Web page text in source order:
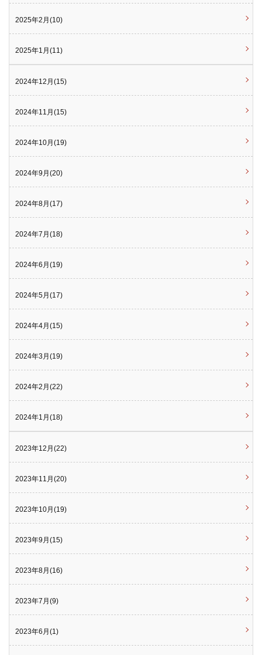
2025年2月(10)
2025年1月(11)
2024年12月(15)
2024年11月(15)
2024年10月(19)
2024年9月(20)
2024年8月(17)
2024年7月(18)
2024年6月(19)
2024年5月(17)
2024年4月(15)
2024年3月(19)
2024年2月(22)
2024年1月(18)
2023年12月(22)
2023年11月(20)
2023年10月(19)
2023年9月(15)
2023年8月(16)
2023年7月(9)
2023年6月(1)